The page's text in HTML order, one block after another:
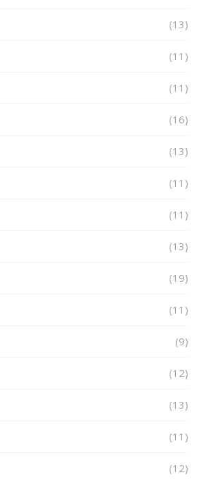
(13)
(11)
(11)
(16)
(13)
(11)
(11)
(13)
(19)
(11)
(9)
(12)
(13)
(11)
(12)